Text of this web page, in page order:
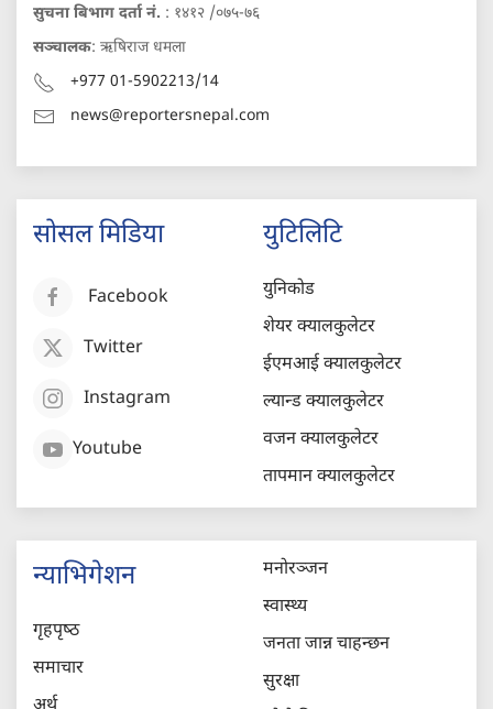
सुचना बिभाग दर्ता नं. : १४१२ /०७५-७६
सञ्चालक: ऋषिराज धमला
+977 01-5902213/14
news@reportersnepal.com
सोसल मिडिया
Facebook
Twitter
Instagram
Youtube
युटिलिटि
युनिकोड
शेयर क्यालकुलेटर
ईएमआई क्यालकुलेटर
ल्यान्ड क्यालकुलेटर
वजन क्यालकुलेटर
तापमान क्यालकुलेटर
न्याभिगेशन
गृहपृष्‍ठ
समाचार
मनोरञ्जन
स्वास्थ्य
जनता जान्न चाहन्छन
सुरक्षा